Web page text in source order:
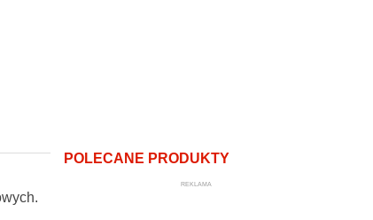
POLECANE PRODUKTY
REKLAMA